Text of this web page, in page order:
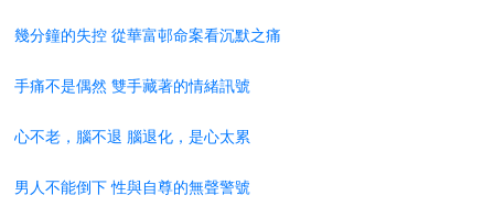
幾分鐘的失控 從華富邨命案看沉默之痛
手痛不是偶然 雙手藏著的情緒訊號
心不老，腦不退 腦退化，是心太累
男人不能倒下 性與自尊的無聲警號